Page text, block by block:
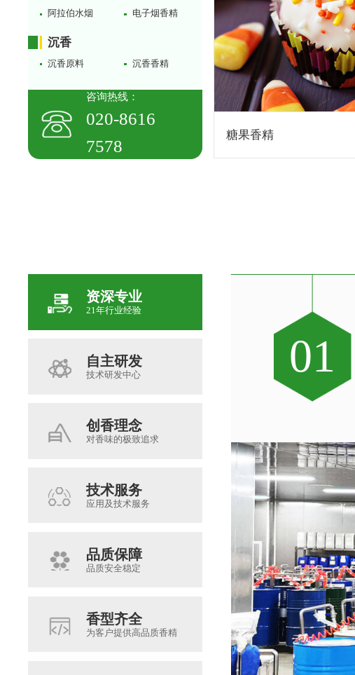
阿拉伯水烟 电子烟香精
沉香
沉香原料 沉香香精
咨询热线：
020-8616
7578
糖果香精
资深专业
21年行业经验
自主研发
技术研发中心
创香理念
对香味的极致追求
技术服务
应用及技术服务
品质保障
品质安全稳定
香型齐全
为客户提供高品质香精
01
02
03
04
05
06
07
08